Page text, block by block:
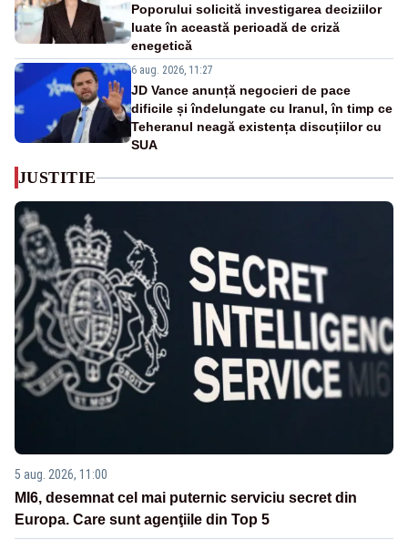
Poporului solicită investigarea deciziilor
luate în această perioadă de criză
enegetică
6 aug. 2026, 11:27
JD Vance anunță negocieri de pace
dificile și îndelungate cu Iranul, în timp ce
Teheranul neagă existența discuțiilor cu
SUA
JUSTITIE
5 aug. 2026, 11:00
MI6, desemnat cel mai puternic serviciu secret din
Europa. Care sunt agenţiile din Top 5